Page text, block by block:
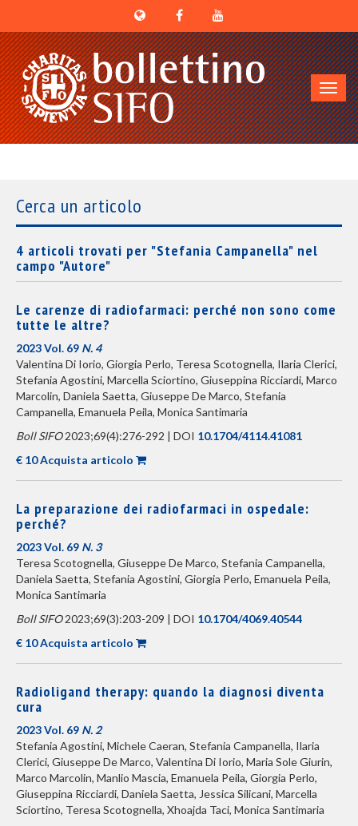
Cerca un articolo
4 articoli trovati per "Stefania Campanella" nel
campo "Autore"
Le carenze di radiofarmaci: perché non sono come
tutte le altre?
2023 Vol. 69 N. 4
Valentina Di Iorio, Giorgia Perlo, Teresa Scotognella, Ilaria Clerici,
Stefania Agostini, Marcella Sciortino, Giuseppina Ricciardi, Marco
Marcolin, Daniela Saetta, Giuseppe De Marco, Stefania
Campanella, Emanuela Peila, Monica Santimaria
Boll SIFO2023;69(4):276-292 | DOI 10.1704/4114.41081
€ 10 Acquista articolo
La preparazione dei radiofarmaci in ospedale:
perché?
2023 Vol. 69 N. 3
Teresa Scotognella, Giuseppe De Marco, Stefania Campanella,
Daniela Saetta, Stefania Agostini, Giorgia Perlo, Emanuela Peila,
Monica Santimaria
Boll SIFO2023;69(3):203-209 | DOI 10.1704/4069.40544
€ 10 Acquista articolo
Radioligand therapy: quando la diagnosi diventa
cura
2023 Vol. 69 N. 2
Stefania Agostini, Michele Caeran, Stefania Campanella, Ilaria
Clerici, Giuseppe De Marco, Valentina Di Iorio, Maria Sole Giurin,
Marco Marcolin, Manlio Mascia, Emanuela Peila, Giorgia Perlo,
Giuseppina Ricciardi, Daniela Saetta, Jessica Silicani, Marcella
Sciortino, Teresa Scotognella, Xhoajda Taci, Monica Santimaria